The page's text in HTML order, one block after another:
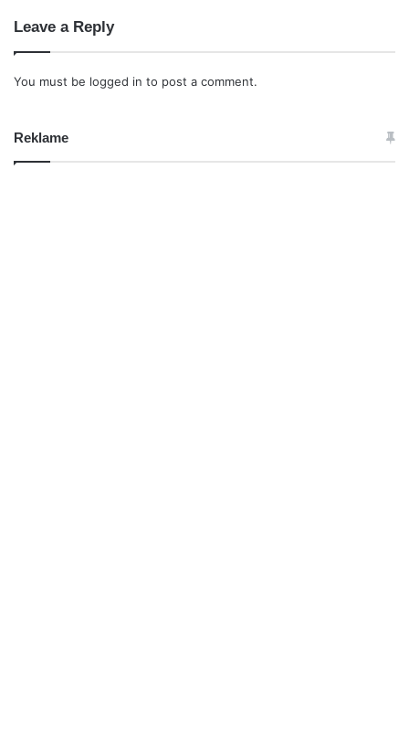
Leave a Reply
You must be logged in to post a comment.
Reklame